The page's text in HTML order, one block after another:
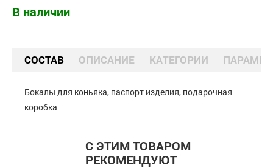
В наличии
СОСТАВ ОПИСАНИЕ КАТЕГОРИИ
Бокалы для коньяка, паспорт изделия, подарочная
коробка
С ЭТИМ ТОВАРОМ
РЕКОМЕНДУЮТ